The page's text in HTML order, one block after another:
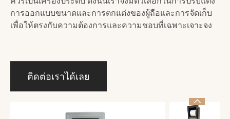
การออกแบบขนาดและการตกแต่งของผู้ถือและการจัดเก็บ
เพื่อให้ตรงกับความต้องการและความชอบที่เฉพาะเจาะจง
ติดต่อเราได้เลย
